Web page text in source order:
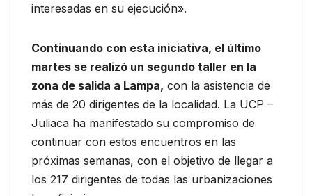
interesadas en su ejecución».
Continuando con esta iniciativa, el último
martes se realizó un segundo taller en la
zona de salida a Lampa, con la asistencia de
más de 20 dirigentes de la localidad. La UCP –
Juliaca ha manifestado su compromiso de
continuar con estos encuentros en las
próximas semanas, con el objetivo de llegar a
los 217 dirigentes de todas las urbanizaciones